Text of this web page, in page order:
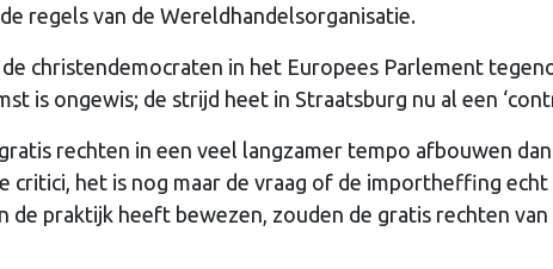
regels van de Wereldhandelsorganisatie.
christendemocraten in het Europees Parlement
is ongewis; de strijd heet in Straatsburg nu al een
rechten in een veel langzamer tempo afbouwen dan
critici, het is nog maar de vraag of de importheffing echt
de praktijk heeft bewezen, zouden de gratis rechten